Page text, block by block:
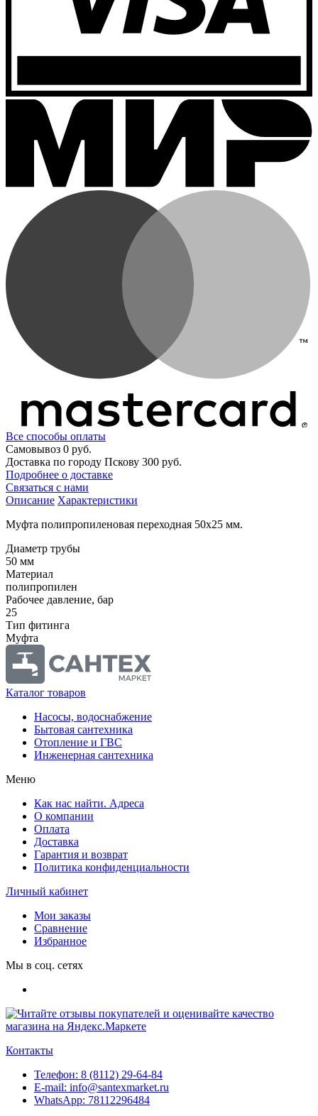
Все способы оплаты
Самовывоз 0 руб.
Доставка по городу Пскову 300 руб.
Подробнее о доставке
Связаться с нами
Описание Характеристики
Муфта полипропиленовая переходная 50х25 мм.
Диаметр трубы
50 мм
Материал
полипропилен
Рабочее давление, бар
25
Тип фитинга
Муфта
Каталог товаров
Насосы, водоснабжение
Бытовая сантехника
Отопление и ГВС
Инженерная сантехника
Меню
Как нас найти. Адреса
О компании
Оплата
Доставка
Гарантия и возврат
Политика конфиденциальности
Личный кабинет
Мои заказы
Сравнение
Избранное
Мы в соц. сетях
Контакты
Телефон: 8 (8112) 29-64-84
E-mail: info@santexmarket.ru
WhatsApp: 78112296484